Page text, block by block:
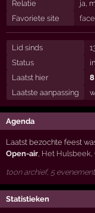
Relatie
ja,
Favoriete site
Lid sinds
Status
Laatst hier
Laatste aanpassing
Agenda
Laatst bezochte feest
Open-air Het Hulsbeek ,
toon archief, 5
Statistieken